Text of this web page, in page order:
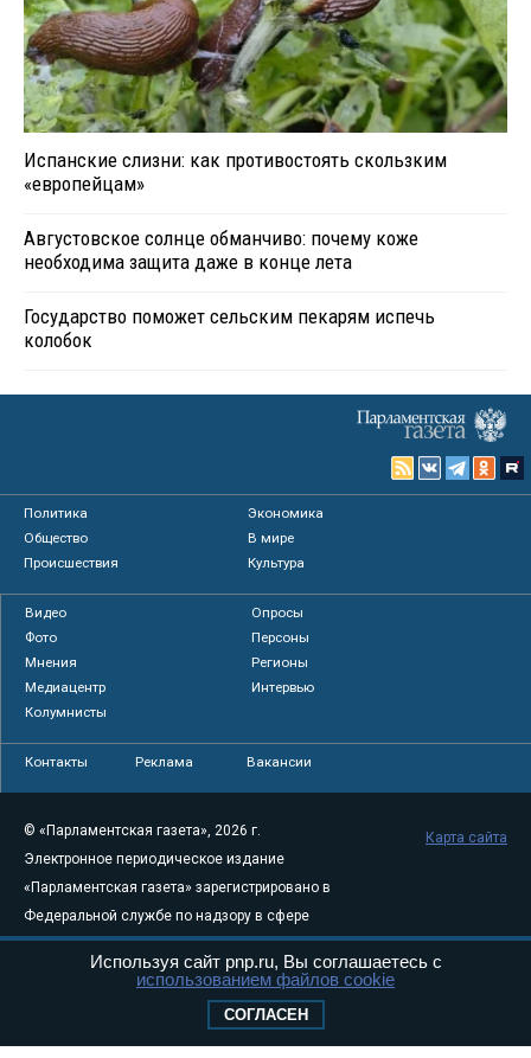
Испанские слизни: как противостоять скользким
«европейцам»
Августовское солнце обманчиво: почему коже
необходима защита даже в конце лета
Государство поможет сельским пекарям испечь
колобок
Политика
Экономика
Общество
В мире
Происшествия
Культура
Видео
Опросы
Фото
Персоны
Мнения
Регионы
Медиацентр
Интервью
Колумнисты
Контакты Реклама Вакансии
© «Парламентская газета», 2026 г.
Электронное периодическое издание
«Парламентская газета» зарегистрировано в
Федеральной службе по надзору в сфере
связи, информационных технологий и
массовых коммуникаций (Роскомнадзор) 05
Свидетельство о регистрации Эл № ФС77-
Карта сайта
Используя сайт pnp.ru, Вы соглашаетесь с
использованием файлов cookie
СОГЛАСЕН